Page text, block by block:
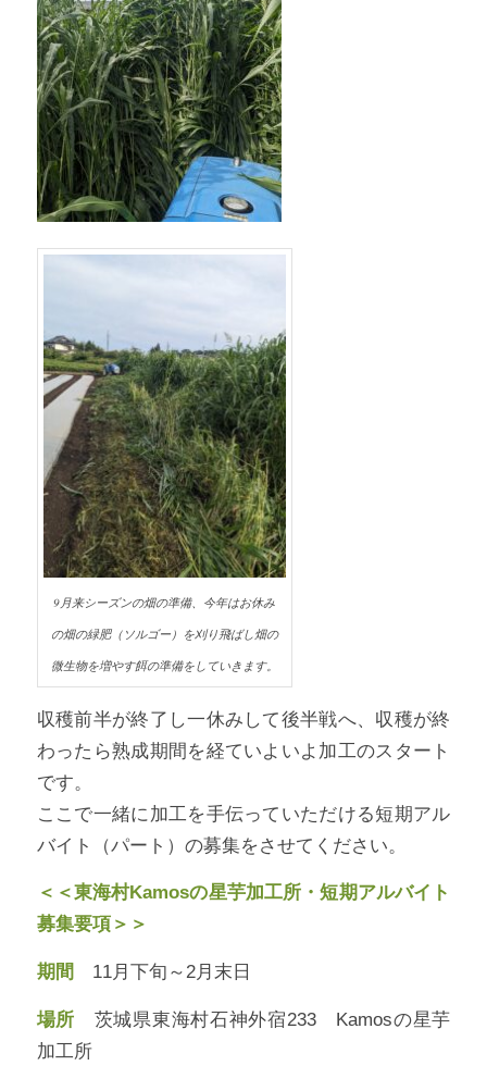
9月来シーズンの畑の準備、今年はお休み
の畑の緑肥（ソルゴー）を刈り飛ばし畑の
微生物を増やす餌の準備をしていきます。
収穫前半が終了し一休みして後半戦へ、収穫が終
わったら熟成期間を経ていよいよ加工のスタート
です。
ここで一緒に加工を手伝っていただける短期アル
バイト（パート）の募集をさせてください。
＜＜東海村Kamosの星芋加工所・短期アルバイト
募集要項＞＞
期間 11月下旬～2月末日
場所 茨城県東海村石神外宿233 Kamosの星芋
加工所